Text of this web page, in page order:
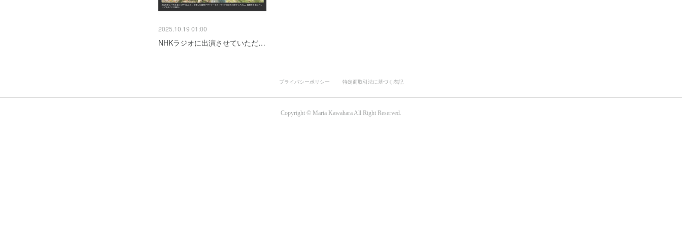
2025.10.19 01:00
NHKラジオに出演させていただ…
プライバシーポリシー 特定商取引法に基づく表記
Copyright ©︎ Maria Kawahara All Right Reserved.